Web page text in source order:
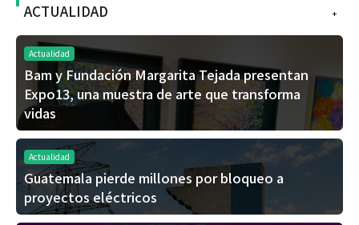
+
ACTUALIDAD
Actualidad
Bam y Fundación Margarita Tejada presentan
Expo13, una muestra de arte que transforma
vidas
Actualidad
Guatemala pierde millones por bloqueo a
proyectos eléctricos